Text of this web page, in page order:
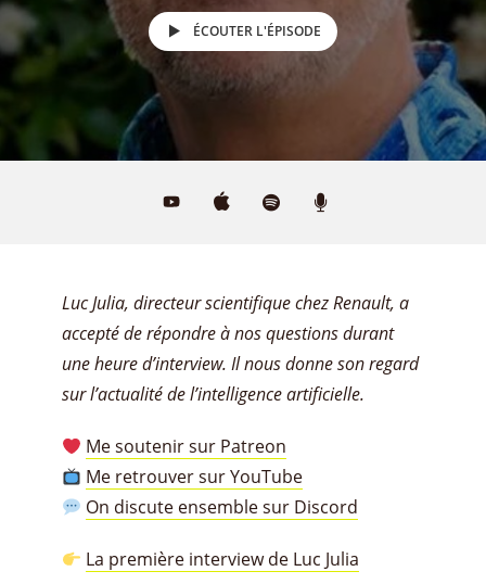
ÉCOUTER L'ÉPISODE
Luc Julia, directeur scientifique chez Renault, a
accepté de répondre à nos questions durant
une heure d’interview. Il nous donne son regard
sur l’actualité de l’intelligence artificielle.
Me soutenir sur Patreon
Me retrouver sur YouTube
On discute ensemble sur Discord
La première interview de Luc Julia